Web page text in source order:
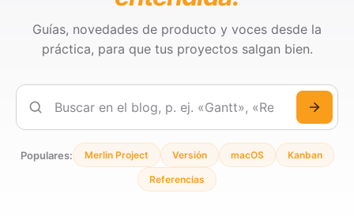
Guías, novedades de producto y voces desde la
práctica, para que tus proyectos salgan bien.
Buscar
Populares: Merlin Project Versión macOS Kanban
Referencias